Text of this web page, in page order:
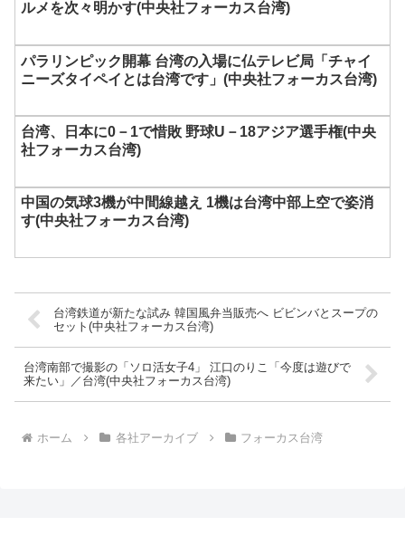
ルメを次々明かす(中央社フォーカス台湾)
パラリンピック開幕 台湾の入場に仏テレビ局「チャイ
ニーズタイペイとは台湾です」(中央社フォーカス台湾)
台湾、日本に0－1で惜敗 野球U－18アジア選手権(中央
社フォーカス台湾)
中国の気球3機が中間線越え 1機は台湾中部上空で姿消
す(中央社フォーカス台湾)
台湾鉄道が新たな試み 韓国風弁当販売へ ビビンバとスープの
セット(中央社フォーカス台湾)
台湾南部で撮影の「ソロ活女子4」 江口のりこ「今度は遊びで
来たい」／台湾(中央社フォーカス台湾)
ホーム 各社アーカイブ フォーカス台湾